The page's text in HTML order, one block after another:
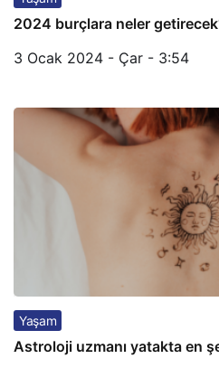
2024 burçlara neler
3 Ocak 2024 - Çar - 3:54
Yaşam
Astroloji uzmanı yatakta en